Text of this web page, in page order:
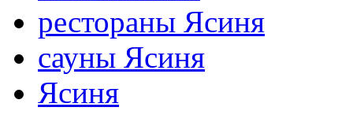
рестораны Ясиня
сауны Ясиня
Ясиня